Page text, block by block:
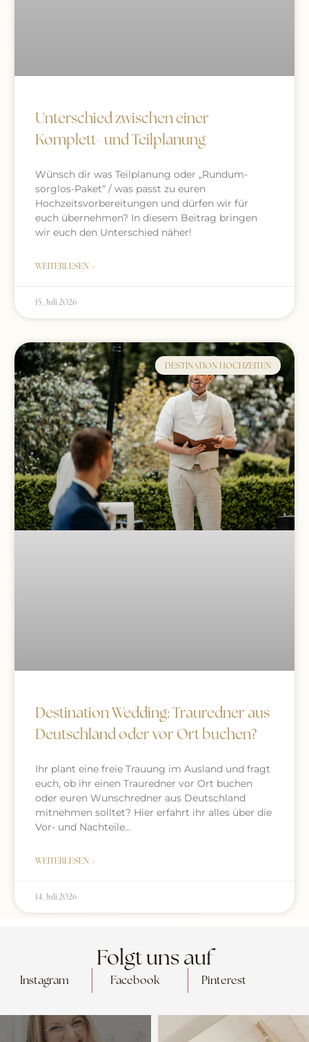
Unterschied zwischen einer
Komplett- und Teilplanung
Wünsch dir was Teilplanung oder „Rundum-
sorglos-Paket“ / was passt zu euren
Hochzeitsvorbereitungen und dürfen wir für
euch übernehmen? In diesem Beitrag bringen
wir euch den Unterschied näher!
WEITERLESEN »
15. Juli 2026
DESTINATION HOCHZEITEN
Destination Wedding: Trauredner aus
Deutschland oder vor Ort buchen?
Ihr plant eine freie Trauung im Ausland und fragt
euch, ob ihr einen Trauredner vor Ort buchen
oder euren Wunschredner aus Deutschland
mitnehmen solltet? Hier erfahrt ihr alles über die
Vor- und Nachteile…
WEITERLESEN »
14. Juli 2026
Folgt uns auf
Instagram Facebook Pinterest